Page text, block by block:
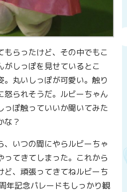
もらったけど、その中でもこ
がしっぽを見せているとこ
。丸いしっぽが可愛い。触り
怒られそうだ。ルビーちゃん
っぽ触っていいか聞いてみた
な？
、いつの間にやらルビーちゃ
ってきてしまった。これから
ど、頑張ってきてねルビーち
年記念パレードもしっかり観